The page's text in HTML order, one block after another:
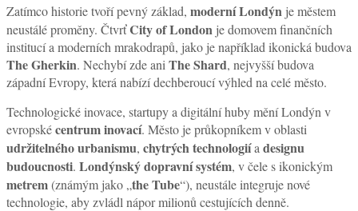
Zatímco historie tvoří pevný základ, moderní Londýn je městem
neustálé proměny. ČtvrťCity of London je domovem finančních
institucí a moderních mrakodrapů, jako je například ikonická budova
The Gherkin. Nechybí zde ani The Shard, nejvyšší budova
západní Evropy, která nabízí dechberoucí výhled na celé město.
Technologické inovace, startupy a digitální huby mění Londýn v
evropskécentrum inovací. Město je průkopníkem v oblasti
udržitelného urbanismu, chytrých technologiía designu
budoucnosti. Londýnský dopravní systém, v čele s ikonickým
metrem(známým jako „the Tube“), neustále integruje nové
technologie, aby zvládl nápor milionů cestujících denně.